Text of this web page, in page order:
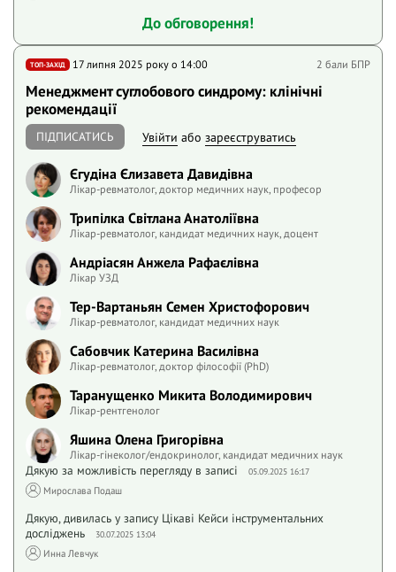
До обговорення!
ТОП-ЗАХІД 17 липня 2025 року o 14:00 2 бали БПР
Менеджмент суглобового синдрому: клінічні
рекомендації
ПІДПИСАТИСЬ Увійти або зареєструватись
Єгудіна Єлизавета Давидівна
Лікар-ревматолог, доктор медичних наук, професор
Трипілка Світлана Анатоліївна
Лікар-ревматолог, кандидат медичних наук, доцент
Андріасян Анжела Рафаєлівна
Лікар УЗД
Тер-Вартаньян Семен Христофорович
Лікар-ревматолог, кандидат медичних наук
Сабовчик Катерина Василівна
Лікар-ревматолог, доктор філософії (PhD)
Таранущенко Микита Володимирович
Лікар-рентгенолог
Яшина Олена Григорівна
Лікар-гінеколог/ендокринолог, кандидат медичних наук
Дякую за можливість перегляду в записі 05.09.2025 16:17
Мирослава Подаш
Дякую, дивилась у запису Цiкавi Кейси iнструментальних
дослiджень
30.07.2025 13:04
Инна Левчук